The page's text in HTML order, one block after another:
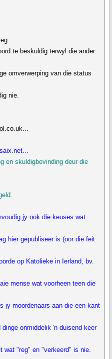
te beskuldig terwyl die ander
omverwerping van die status
nie.
en skuldigbevinding deur die
jy ook die keuses wat
hier gepubliseer is (oor die feit
op Katolieke in Ierland, bv.
mense wat voorheen teen die
jy moordenaars aan die een kant
onmiddelik 'n duisend keer
wat "reg" en "verkeerd" is nie.